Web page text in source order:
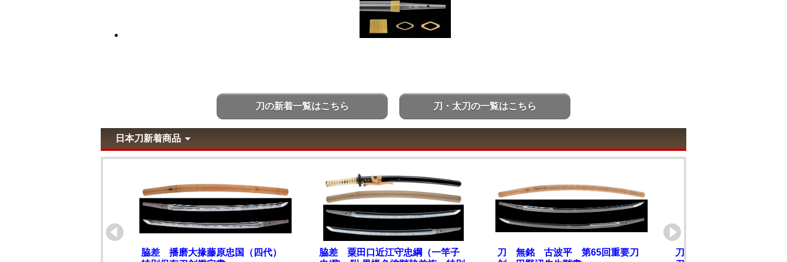
刀の新着一覧はこちら 刀・太刀の一覧はこちら
日本刀新着商品
脇差 播磨大掾藤原忠国（四代）
脇差 粟田口近江守忠綱（一竿子
刀 無銘 古波平 第65回重要刀
刀 陸奥大掾橘盛宗（陸